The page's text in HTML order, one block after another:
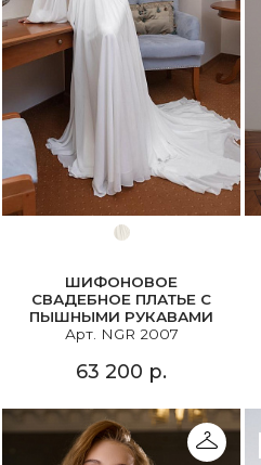
ШИФОНОВОЕ
СВАДЕБНОЕ ПЛАТЬЕ С
ПЫШНЫМИ РУКАВАМИ
Арт. NGR 2007
63 200 р.